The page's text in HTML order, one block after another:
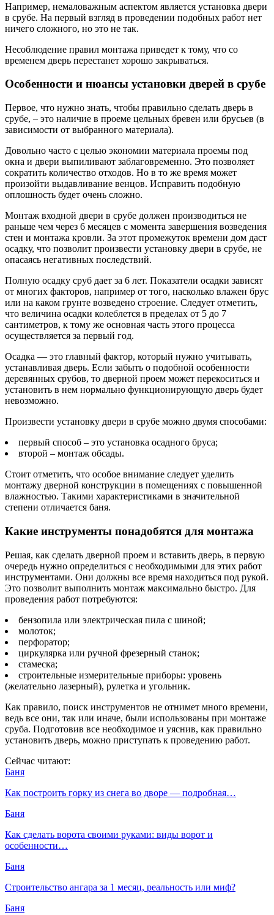
Например, немаловажным аспектом является установка двери
в срубе. На первый взгляд в проведении подобных работ нет
ничего сложного, но это не так.
Несоблюдение правил монтажа приведет к тому, что со
временем дверь перестанет хорошо закрываться.
Особенности и нюансы установки дверей в срубе
Первое, что нужно знать, чтобы правильно сделать дверь в
срубе, – это наличие в проеме цельных бревен или брусьев (в
зависимости от выбранного материала).
Довольно часто с целью экономии материала проемы под
окна и двери выпиливают заблаговременно. Это позволяет
сократить количество отходов. Но в то же время может
произойти выдавливание венцов. Исправить подобную
оплошность будет очень сложно.
Монтаж входной двери в срубе должен производиться не
раньше чем через 6 месяцев с момента завершения возведения
стен и монтажа кровли. За этот промежуток времени дом даст
осадку, что позволит произвести установку двери в срубе, не
опасаясь негативных последствий.
Полную осадку сруб дает за 6 лет. Показатели осадки зависят
от многих факторов, например от того, насколько влажен брус
или на каком грунте возведено строение. Следует отметить,
что величина осадки колеблется в пределах от 5 до 7
сантиметров, к тому же основная часть этого процесса
осуществляется за первый год.
Осадка — это главный фактор, который нужно учитывать,
устанавливая дверь. Если забыть о подобной особенности
деревянных срубов, то дверной проем может перекоситься и
установить в нем нормально функционирующую дверь будет
невозможно.
Произвести установку двери в срубе можно двумя способами:
первый способ – это установка осадного бруса;
второй – монтаж обсады.
Стоит отметить, что особое внимание следует уделить
монтажу дверной конструкции в помещениях с повышенной
влажностью. Такими характеристиками в значительной
степени отличается баня.
Какие инструменты понадобятся для монтажа
Решая, как сделать дверной проем и вставить дверь, в первую
очередь нужно определиться с необходимыми для этих работ
инструментами. Они должны все время находиться под рукой.
Это позволит выполнить монтаж максимально быстро. Для
проведения работ потребуются:
бензопила или электрическая пила с шиной;
молоток;
перфоратор;
циркулярка или ручной фрезерный станок;
стамеска;
строительные измерительные приборы: уровень
(желательно лазерный), рулетка и угольник.
Как правило, поиск инструментов не отнимет много времени,
ведь все они, так или иначе, были использованы при монтаже
сруба. Подготовив все необходимое и уяснив, как правильно
установить дверь, можно приступать к проведению работ.
Сейчас читают:
Баня
Как построить горку из снега во дворе — подробная…
Баня
Как сделать ворота своими руками: виды ворот и
особенности…
Баня
Строительство ангара за 1 месяц, реальность или миф?
Баня